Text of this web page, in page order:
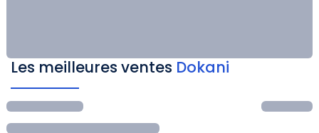
Les meilleures ventes Dokani